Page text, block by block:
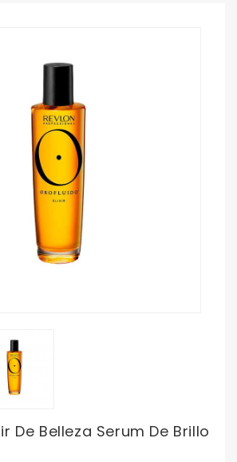
De Belleza Serum De Brillo